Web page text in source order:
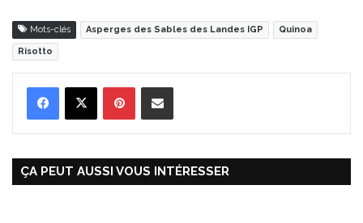
Mots-clés Asperges des Sables des Landes IGP Quinoa
Risotto
ÇA PEUT AUSSI VOUS INTÉRESSER